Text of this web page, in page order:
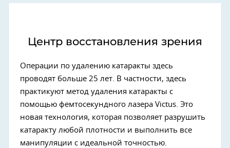
Центр восстановления зрения
Операции по удалению катаракты здесь
проводят больше 25 лет. В частности, здесь
практикуют метод удаления катаракты с
помощью фемтосекундного лазера Victus. Это
новая технология, которая позволяет разрушить
катаракту любой плотности и выполнить все
манипуляции с идеальной точностью.